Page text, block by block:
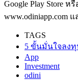
Google Play Store
www.odiniapp.com แ
TAGS
5 ขั้นมั่นใจลง
App
Investment
odini